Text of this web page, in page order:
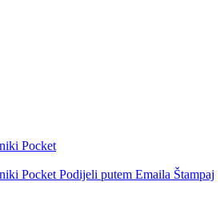
Pocket
Pocket Podijeli putem Emaila Štampaj